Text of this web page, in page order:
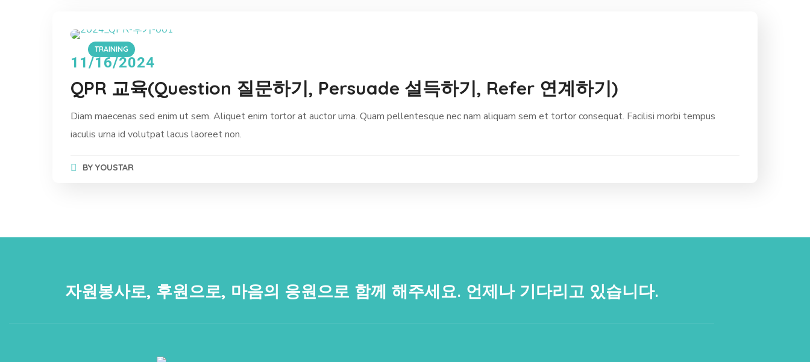
TRAINING
11/16/2024
QPR 교육(Question 질문하기, Persuade 설득하기, Refer 연계하기)
Diam maecenas sed enim ut sem. Aliquet enim tortor at auctor urna. Quam pellentesque nec nam aliquam sem et tortor consequat. Facilisi morbi tempus
iaculis urna id volutpat lacus laoreet non.
BY YOUSTAR
자원봉사로, 후원으로, 마음의 응원으로 함께 해주세요. 언제나 기다리고 있습니다.